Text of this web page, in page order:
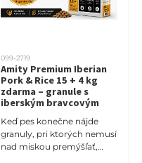
099-2719
Amity Premium Iberian
Pork & Rice 15 + 4 kg
zdarma – granule s
iberským bravcovým
mäsom pre dospelých
psov (19 kg)
Keď pes konečne nájde
granuly, pri ktorých nemusí
nad miskou premýšľať,